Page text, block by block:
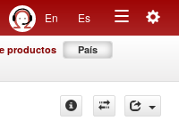
En Es
Toggle
productos País